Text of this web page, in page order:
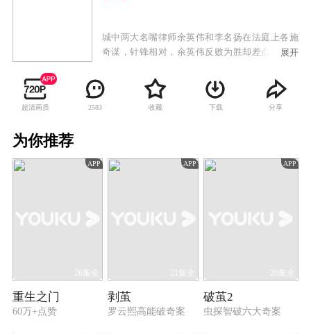
城中两大名嘴律师余英伟和李名扬在法庭上各施
奇谋，针锋相对，余英伟反败为胜却差点丧命，
另眼相看，招揽余英伟加盟处理一宗富豪遗产
案；李名扬因债务缠身被迫回到师父沈奕和的律
师行，初来乍到即与师父的女儿同是律师的沈悦
正式开审，主审法官正是余英伟的前妻亦是李名
展开
超清画质 2583 收藏 下载 分享
为你推荐
APP
26集全
重生之门
60万+点赞
APP
21集全
剥茧
罗云熙高能破奇案
APP
26集全
破茧2
虫探智破六大奇案